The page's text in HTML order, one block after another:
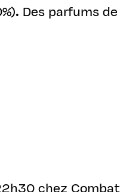
Des parfums de
chez Combat